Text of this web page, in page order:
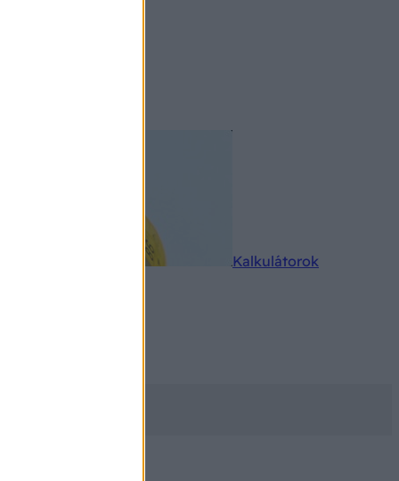
Kalkulátorok